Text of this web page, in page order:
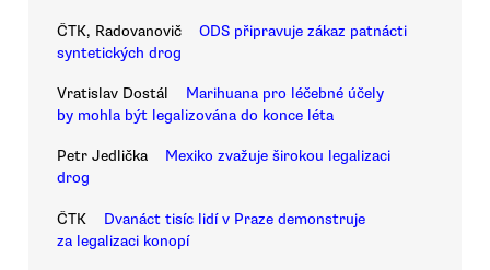
ČTK, Radovanovič
ODS připravuje zákaz patnácti
syntetických drog
Vratislav Dostál
Marihuana pro léčebné účely
by mohla být legalizována do konce léta
Petr Jedlička
Mexiko zvažuje širokou legalizaci
drog
ČTK
Dvanáct tisíc lidí v Praze demonstruje
za legalizaci konopí